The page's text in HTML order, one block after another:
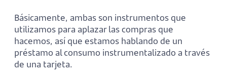
Básicamente, ambas son instrumentos que
utilizamos para aplazar las compras que
hacemos, así que estamos hablando de un
préstamo al consumo instrumentalizado a través
de una tarjeta.